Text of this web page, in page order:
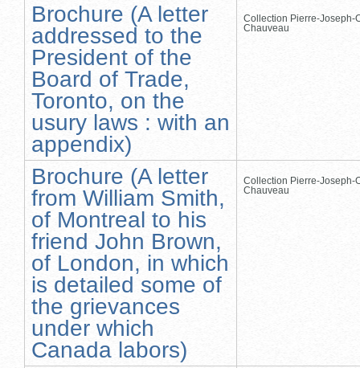
Brochure (A letter
addressed to the
President of the
Board of Trade,
Toronto, on the
usury laws : with an
appendix)
Collection Pierre-Joseph-
Chauveau
Brochure (A letter
from William Smith,
of Montreal to his
friend John Brown,
of London, in which
is detailed some of
the grievances
under which
Canada labors)
Collection Pierre-Joseph-
Chauveau